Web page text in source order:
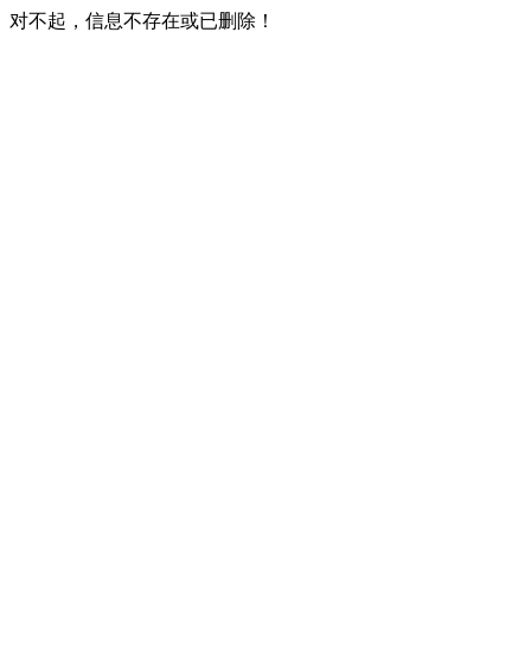
对不起，信息不存在或已删除！